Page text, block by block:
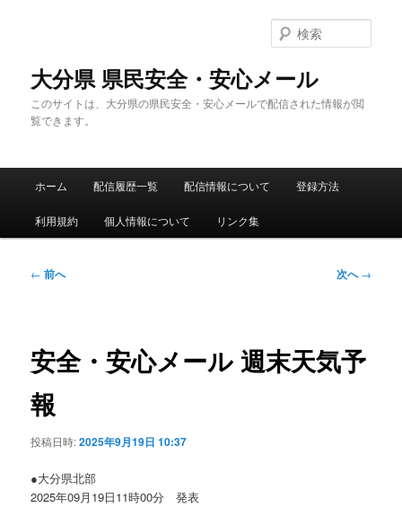
大分県 県民安全・安心メール
このサイトは、大分県の県民安全・安心メールで配信された情報が閲
覧できます。
索
メ
ホーム 配信履歴一覧 配信情報について 登録方法
利用規約 個人情報について リンク集
投
ゲ
ー
ョ
ン
← 前へ 次へ→
安全・安心メール 週末天気予
報
投稿日時:2025年9月19日 10:37
●大分県北部
2025年09月19日11時00分 発表